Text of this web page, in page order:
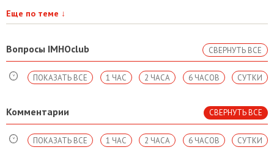
Еще по теме ↓
Вопросы IMHOclub СВЕРНУТЬ ВСЕ
СУТКИ
6 ЧАСОВ
2 ЧАСА
1 ЧАС
ПОКАЗАТЬ ВСЕ
Комментарии СВЕРНУТЬ ВСЕ
СУТКИ
6 ЧАСОВ
2 ЧАСА
1 ЧАС
ПОКАЗАТЬ ВСЕ